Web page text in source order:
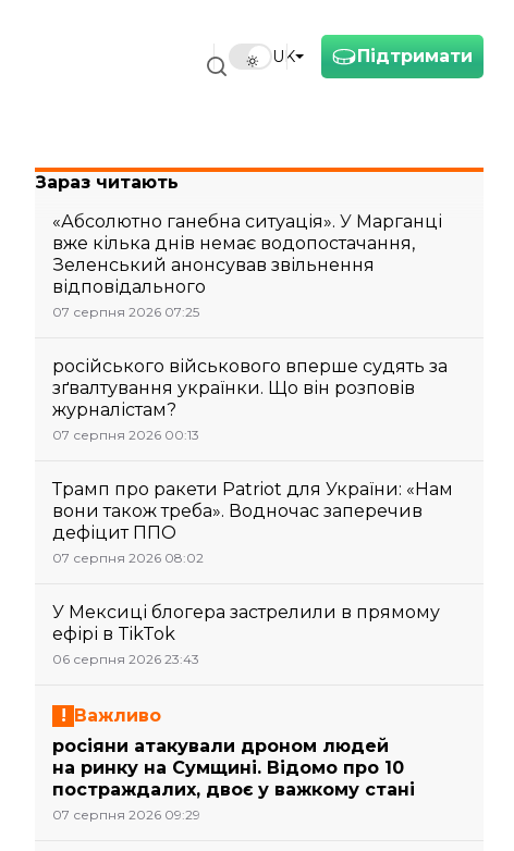
Підтримати
UK
Зараз читають
«Абсолютно ганебна ситуація». У Марганці
вже кілька днів немає водопостачання,
Зеленський анонсував звільнення
відповідального
07 серпня 2026 07:25
російського військового вперше судять за
зґвалтування українки. Що він розповів
журналістам?
07 серпня 2026 00:13
Трамп про ракети Patriot для України: «Нам
вони також треба». Водночас заперечив
дефіцит ППО
07 серпня 2026 08:02
У Мексиці блогера застрелили в прямому
ефірі в TikTok
06 серпня 2026 23:43
Важливо
росіяни атакували дроном людей
на ринку на Сумщині. Відомо про 10
постраждалих, двоє у важкому стані
07 серпня 2026 09:29